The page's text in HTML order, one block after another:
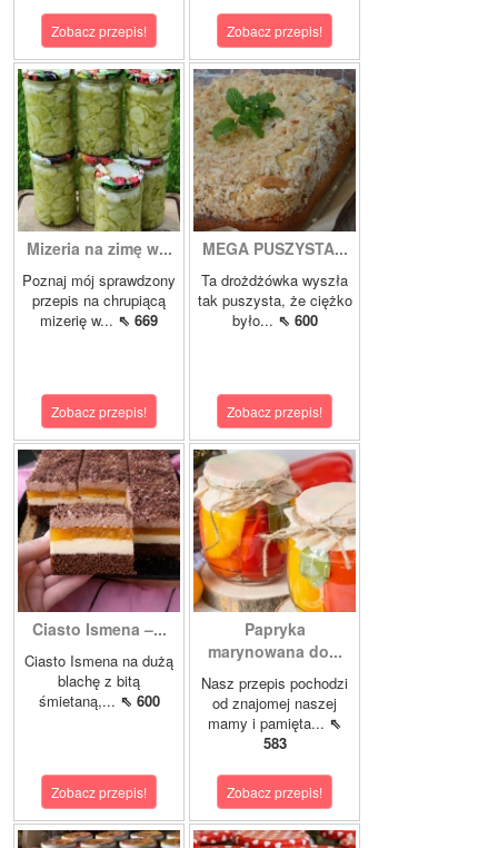
Zobacz przepis! Zobacz przepis!
Mizeria na zimę w...
Poznaj mój sprawdzony
przepis na chrupiącą
mizerię w... ⇖ 669
Zobacz przepis!
MEGA PUSZYSTA...
Ta drożdżówka wyszła
tak puszysta, że ciężko
było... ⇖ 600
Zobacz przepis!
Ciasto Ismena –...
Ciasto Ismena na dużą
blachę z bitą
śmietaną,... ⇖ 600
Zobacz przepis!
Papryka
marynowana do...
Nasz przepis pochodzi
od znajomej naszej
mamy i pamięta... ⇖
583
Zobacz przepis!